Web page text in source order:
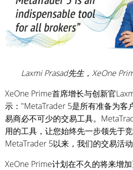
Laxmi Prasad先生，XeOne
XeOne Prime首席增长与创新官
示："MetaTrader 5是所有准备为客
易商必不可少的交易工具。
用的工具，让您始终先一步领先于
MetaTrader 5以来，我们的交易活动
XeOne Prime计划在不久的将来增